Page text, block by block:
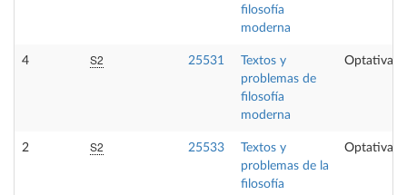
filosofía
moderna
4 S2 25531
Textos y
problemas de
filosofía
moderna
Optativa
2 S2 25533
Textos y
problemas de la
filosofía
Optativa